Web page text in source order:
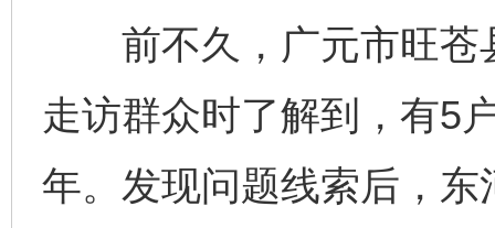
前不久，广元市旺苍
走访群众时了解到，有5
年。发现问题线索后，